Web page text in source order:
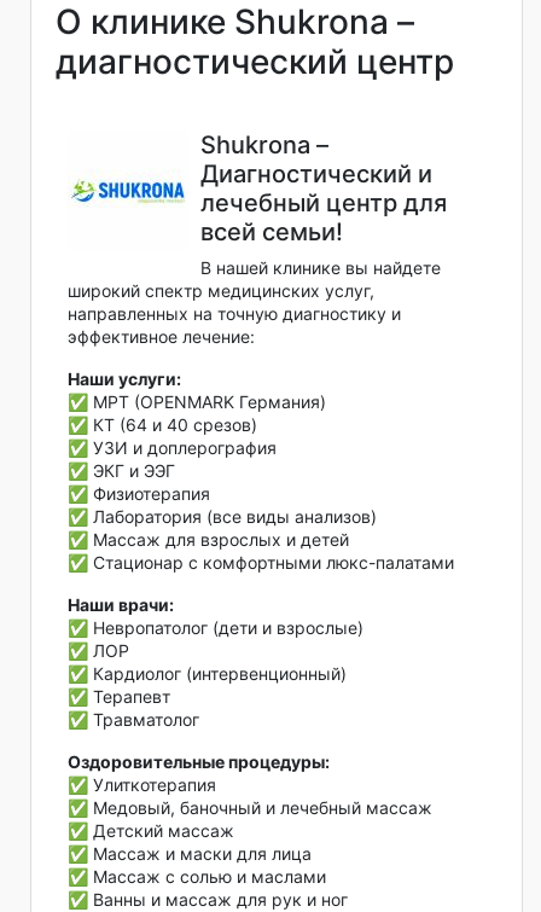
О клинике Shukrona –
диагностический центр
Shukrona –
Диагностический и
лечебный центр для
всей семьи!
В нашей клинике вы найдете
широкий спектр медицинских услуг,
направленных на точную диагностику и
эффективное лечение:
Наши услуги:
✅ МРТ (OPENMARK Германия)
✅ КТ (64 и 40 срезов)
✅ УЗИ и доплерография
✅ ЭКГ и ЭЭГ
✅ Физиотерапия
✅ Лаборатория (все виды анализов)
✅ Массаж для взрослых и детей
✅ Стационар с комфортными люкс-палатами
Наши врачи:
✅ Невропатолог (дети и взрослые)
✅ ЛОР
✅ Кардиолог (интервенционный)
✅ Терапевт
✅ Травматолог
Оздоровительные процедуры:
✅ Улиткотерапия
✅ Медовый, баночный и лечебный массаж
✅ Детский массаж
✅ Массаж и маски для лица
✅ Массаж с солью и маслами
✅ Ванны и массаж для рук и ног